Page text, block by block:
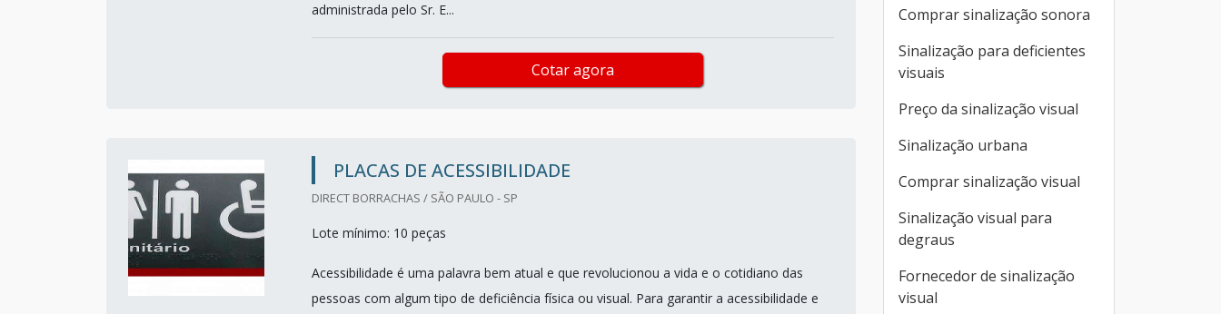
administrada pelo Sr. E...
Cotar agora
PLACAS DE ACESSIBILIDADE
DIRECT BORRACHAS / SÃO PAULO - SP
Lote mínimo: 10 peças
Acessibilidade é uma palavra bem atual e que revolucionou a vida e o cotidiano das
pessoas com algum tipo de deficiência física ou visual. Para garantir a acessibilidade e
Comprar sinalização sonora
Sinalização para deficientes
visuais
Preço da sinalização visual
Sinalização urbana
Comprar sinalização visual
Sinalização visual para
degraus
Fornecedor de sinalização
visual